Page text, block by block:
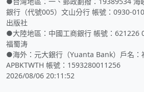
銀行（代號005）文山分行 帳號：0930-
出版社
●大陸地區：中國工商銀行 帳號：621226
福蜀涛
●海外：元大銀行（Yuanta Bank）戶名：
APBKTWTH 帳號：1593280011256
2026/08/06 20:11:52